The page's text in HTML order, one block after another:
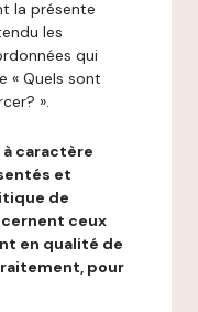
la présente
les
qui
« Quels sont
».
caractère
et
de
ceux
en qualité de
pour